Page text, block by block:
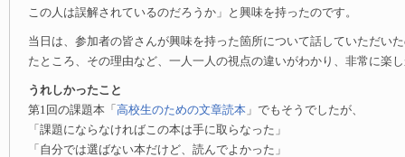
この人は誤解されているのだろうか」と興味を持ったのです。
当日は、参加者の皆さんが興味を持った箇所について話していただい
たところ、その理由など、一人一人の視点の違いがわかり、非常に楽
うれしかったこと
第1回の課題本「 高校生のための文章読本 」でもそうでしたが、
「課題にならなければこの本は手に取らなった」
「自分では選ばない本だけど、読んでよかった」